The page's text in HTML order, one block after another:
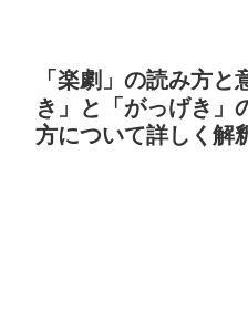
「楽劇」の読み方
き」と「がっげき」
方について詳しく解